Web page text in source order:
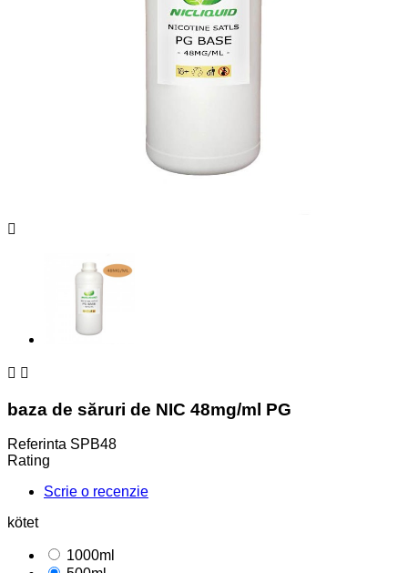

 
baza de săruri de NIC 48mg/ml PG
Referinta SPB48
Rating
Scrie o recenzie
kötet
1000ml